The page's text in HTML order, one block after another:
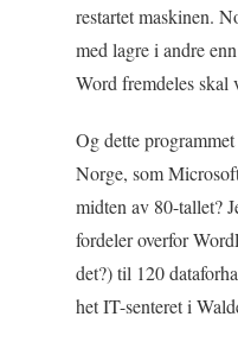
restartet maskinen.
med lagre i andre
Word fremdeles skal
Og dette
Norge, som
midten av 80-tallet?
fordeler overfor
det?) til 120
het IT-senteret i